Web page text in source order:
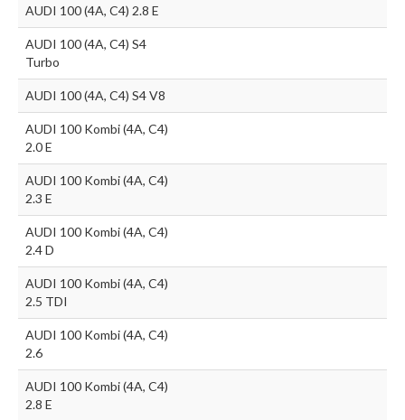
AUDI 100 (4A, C4) 2.8 E
AUDI 100 (4A, C4) S4
Turbo
AUDI 100 (4A, C4) S4 V8
AUDI 100 Kombi (4A, C4)
2.0 E
AUDI 100 Kombi (4A, C4)
2.3 E
AUDI 100 Kombi (4A, C4)
2.4 D
AUDI 100 Kombi (4A, C4)
2.5 TDI
AUDI 100 Kombi (4A, C4)
2.6
AUDI 100 Kombi (4A, C4)
2.8 E